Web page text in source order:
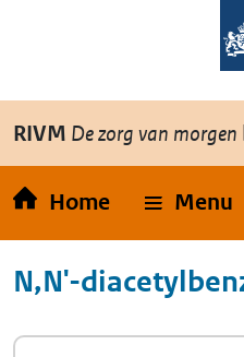
Overslaan en naar de inhoud gaan
RIVM De zorg van morgen
Home Menu
N,N'-